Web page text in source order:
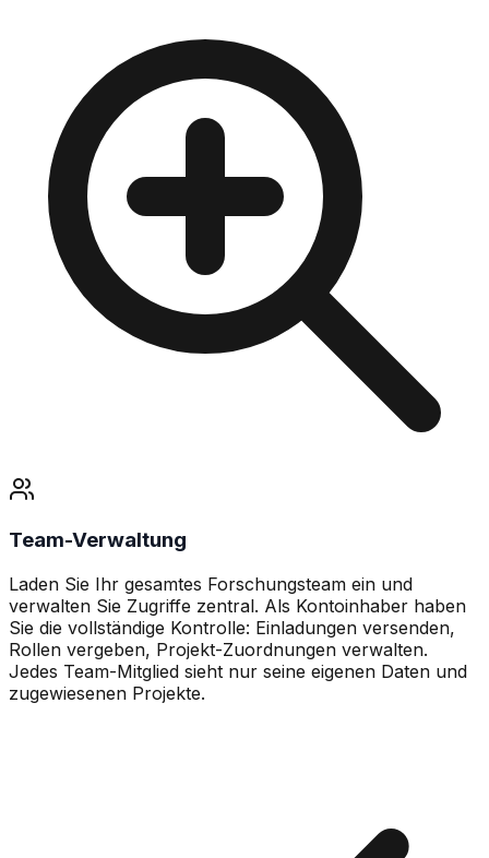
Team-Verwaltung
Laden Sie Ihr gesamtes Forschungsteam ein und
verwalten Sie Zugriffe zentral. Als Kontoinhaber haben
Sie die vollständige Kontrolle: Einladungen versenden,
Rollen vergeben, Projekt-Zuordnungen verwalten.
Jedes Team-Mitglied sieht nur seine eigenen Daten und
zugewiesenen Projekte.